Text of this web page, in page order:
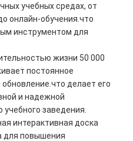
учебных средах, от
онлайн-обучения.что
инструментом для
жизни 50 000
постоянное
делает его
и надежной
заведения.
интерактивная доска
для повышения